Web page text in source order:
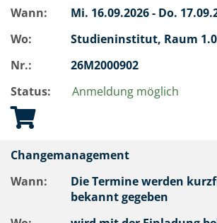
Wann: Mi. 16.09.2026 - Do.
Wo:
Studieninstitut, Raum
Nr.:
26M2000902
Status:
Anmeldung möglich
Changemanagement
Wann:
Die Termine werden
bekannt gegeben